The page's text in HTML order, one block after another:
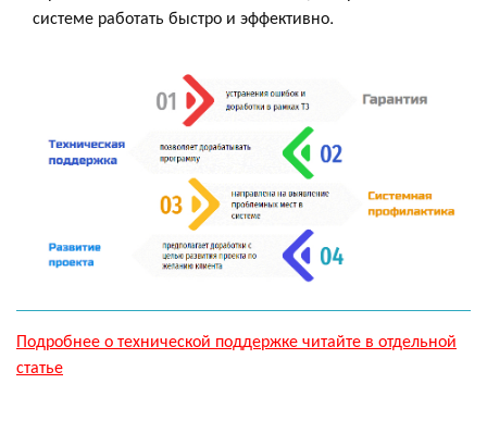
системе работать быстро и эффективно.
Подробнее о технической поддержке читайте в отдельной
статье